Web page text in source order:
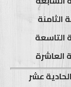
الثامنة
التاسعة
العاشرة
الحادية عشر